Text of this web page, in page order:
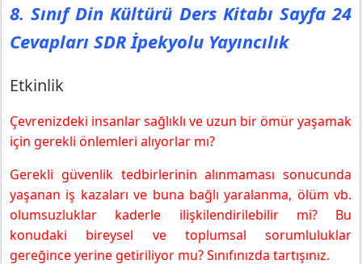
8. Sınıf Din Kültürü Ders Kitabı Sayfa 24
Cevapları SDR İpekyolu Yayıncılık
Etkinlik
Çevrenizdeki insanlar sağlıklı ve uzun bir ömür yaşamak
için gerekli önlemleri alıyorlar mı?
Gerekli güvenlik tedbirlerinin alınmaması sonucunda
yaşanan iş kazaları ve buna bağlı yaralanma, ölüm vb.
olumsuzluklar kaderle ilişkilendirilebilir mi? Bu
konudaki bireysel ve toplumsal sorumluluklar
gereğince yerine getiriliyor mu? Sınıfınızda tartışınız.